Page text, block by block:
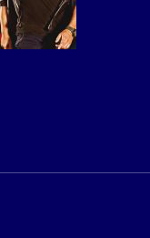
تويتر:
musawachannel